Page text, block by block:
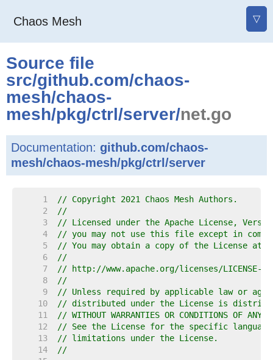
Chaos Mesh ▽
Source file
src/github.com/chaos-
mesh/chaos-
mesh/pkg/ctrl/server/net.go
Documentation: github.com/chaos-
mesh/chaos-mesh/pkg/ctrl/server
     1
// Copyright 2021 Chaos Mesh Authors.
     2
//
     3
// Licensed under the Apache License,
     4
// you may not use this file except in
     5
// You may obtain a copy of the License at
     6
//
     7
// http://www.apache.org/licenses/LICENSE-
     8
//
     9
// Unless required by applicable law or
    10
// distributed under the License is
    11
// WITHOUT WARRANTIES OR CONDITIONS OF
    12
// See the License for the specific language
    13
// limitations under the License.
    14
//